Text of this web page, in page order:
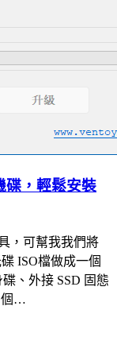
碟，輕鬆安裝
，可幫我我們將
ISO檔做成一個
、外接 SSD 固態
個…